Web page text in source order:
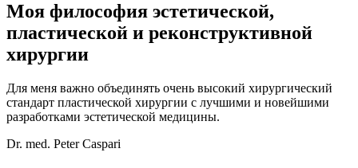
Моя философия эстетической,
пластической и реконструктивной
хирургии
Для меня важно объединять очень высокий хирургический
стандарт пластической хирургии с лучшими и новейшими
разработками эстетической медицины.
Dr. med. Peter Caspari